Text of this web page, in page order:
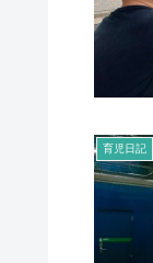
育児日記